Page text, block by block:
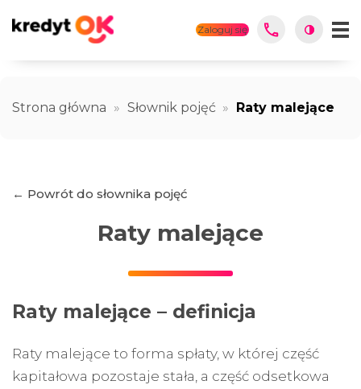
Zaloguj się
Strona główna » Słownik pojęć » Raty malejące
← Powrót do słownika pojęć
Raty malejące
Raty malejące – definicja
Raty malejące to forma spłaty, w której część
kapitałowa pozostaje stała, a część odsetkowa